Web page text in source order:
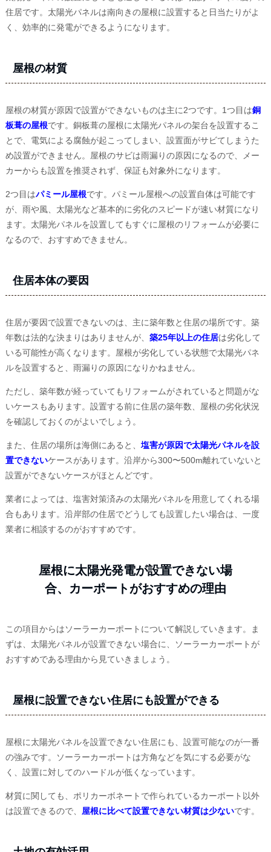
住居です。太陽光パネルは南向きの屋根に設置すると日当たりがよ
く、効率的に発電ができるようになります。
屋根の材質
屋根の材質が原因で設置ができないものは主に2つです。1つ目は銅
板葺の屋根です。銅板葺の屋根に太陽光パネルの架台を設置するこ
とで、電気による腐蝕が起こってしまい、設置面がサビてしまうた
め設置ができません。屋根のサビは雨漏りの原因になるので、メー
カーからも設置を推奨されず、保証も対象外になります。
2つ目はパミール屋根です。パミール屋根への設置自体は可能です
が、雨や風、太陽光など基本的に劣化のスピードが速い材質になり
ます。太陽光パネルを設置してもすぐに屋根のリフォームが必要に
なるので、おすすめできません。
住居本体の要因
住居が要因で設置できないのは、主に築年数と住居の場所です。築
年数は法的な決まりはありませんが、 築25年以上の住居は劣化して
いる可能性が高くなります。屋根が劣化している状態で太陽光パネ
ルを設置すると、雨漏りの原因になりかねません。
ただし、築年数が経っていてもリフォームがされていると問題がな
いケースもあります。設置する前に住居の築年数、屋根の劣化状況
を確認しておくのがよいでしょう。
また、住居の場所は海側にあると、 塩害が原因で太陽光パネルを設
置できないケースがあります。沿岸から300〜500m離れていないと
設置ができないケースがほとんどです。
業者によっては、塩害対策済みの太陽光パネルを用意してくれる場
合もあります。沿岸部の住居でどうしても設置したい場合は、一度
業者に相談するのがおすすめです。
屋根に太陽光発電が設置できない場
合、カーポートがおすすめの理由
この項目からはソーラーカーポートについて解説していきます。ま
ずは、太陽光パネルが設置できない場合に、ソーラーカーポートが
おすすめである理由から見ていきましょう。
屋根に設置できない住居にも設置ができる
屋根に太陽光パネルを設置できない住居にも、設置可能なのが一番
の強みです。ソーラーカーポートは方角などを気にする必要がな
く、設置に対してのハードルが低くなっています。
材質に関しても、ポリカーボネートで作られているカーポート以外
は設置できるので、 屋根に比べて設置できない材質は少ないです。